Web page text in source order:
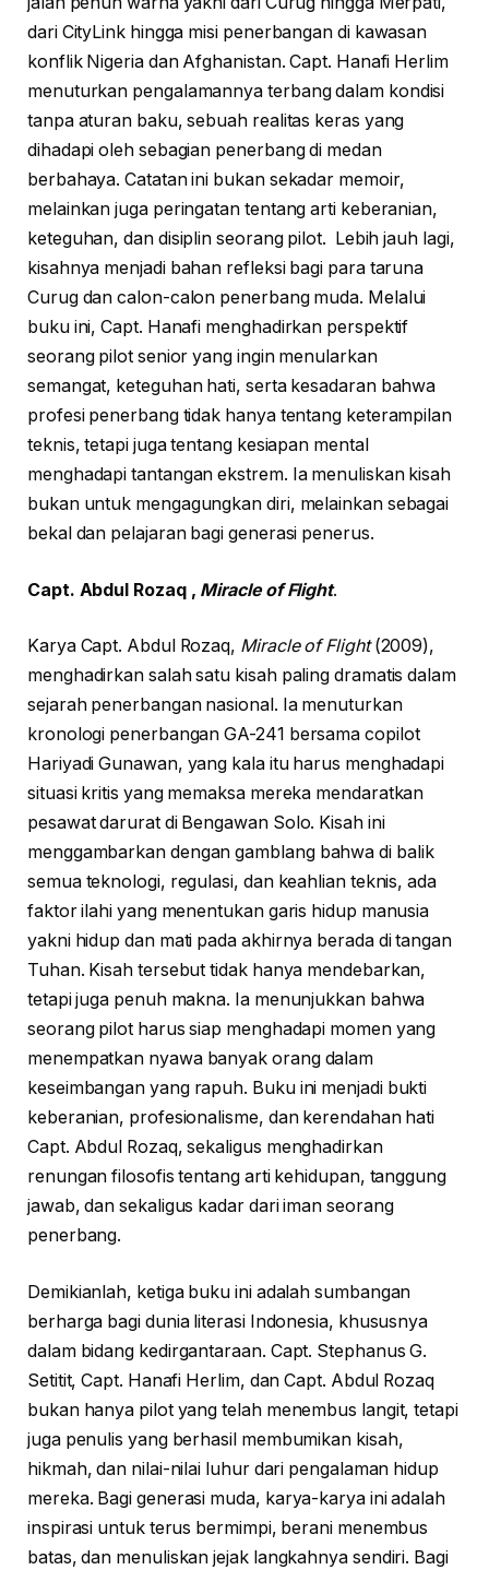
dari CityLink hingga misi penerbangan di kawasan
konflik Nigeria dan Afghanistan. Capt. Hanafi Herlim
menuturkan pengalamannya terbang dalam kondisi
tanpa aturan baku, sebuah realitas keras yang
dihadapi oleh sebagian penerbang di medan
berbahaya. Catatan ini bukan sekadar memoir,
melainkan juga peringatan tentang arti keberanian,
keteguhan, dan disiplin seorang pilot. Lebih jauh lagi,
kisahnya menjadi bahan refleksi bagi para taruna
Curug dan calon-calon penerbang muda. Melalui
buku ini, Capt. Hanafi menghadirkan perspektif
seorang pilot senior yang ingin menularkan
semangat, keteguhan hati, serta kesadaran bahwa
profesi penerbang tidak hanya tentang keterampilan
teknis, tetapi juga tentang kesiapan mental
menghadapi tantangan ekstrem. Ia menuliskan kisah
bukan untuk mengagungkan diri, melainkan sebagai
bekal dan pelajaran bagi generasi penerus.
Capt. Abdul Rozaq , Miracle of Flight.
Karya Capt. Abdul Rozaq, Miracle of Flight(2009),
menghadirkan salah satu kisah paling dramatis dalam
sejarah penerbangan nasional. Ia menuturkan
kronologi penerbangan GA-241 bersama copilot
Hariyadi Gunawan, yang kala itu harus menghadapi
situasi kritis yang memaksa mereka mendaratkan
pesawat darurat di Bengawan Solo. Kisah ini
menggambarkan dengan gamblang bahwa di balik
semua teknologi, regulasi, dan keahlian teknis, ada
faktor ilahi yang menentukan garis hidup manusia
yakni hidup dan mati pada akhirnya berada di tangan
Tuhan. Kisah tersebut tidak hanya mendebarkan,
tetapi juga penuh makna. Ia menunjukkan bahwa
seorang pilot harus siap menghadapi momen yang
menempatkan nyawa banyak orang dalam
keseimbangan yang rapuh. Buku ini menjadi bukti
keberanian, profesionalisme, dan kerendahan hati
Capt. Abdul Rozaq, sekaligus menghadirkan
renungan filosofis tentang arti kehidupan, tanggung
jawab, dan sekaligus kadar dari iman seorang
penerbang.
Demikianlah, ketiga buku ini adalah sumbangan
berharga bagi dunia literasi Indonesia, khususnya
dalam bidang kedirgantaraan. Capt. Stephanus G.
Setitit, Capt. Hanafi Herlim, dan Capt. Abdul Rozaq
bukan hanya pilot yang telah menembus langit, tetapi
juga penulis yang berhasil membumikan kisah,
hikmah, dan nilai-nilai luhur dari pengalaman hidup
mereka. Bagi generasi muda, karya-karya ini adalah
inspirasi untuk terus bermimpi, berani menembus
batas, dan menuliskan jejak langkahnya sendiri. Bagi